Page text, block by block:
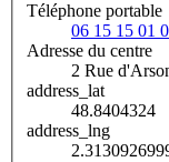
Téléphone portable
06 15 15 01
Adresse du centre
2 Rue
address_lat
48.8404324
address_lng